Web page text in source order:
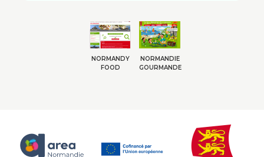
NORMANDY
FOOD
NORMANDIE
GOURMANDE